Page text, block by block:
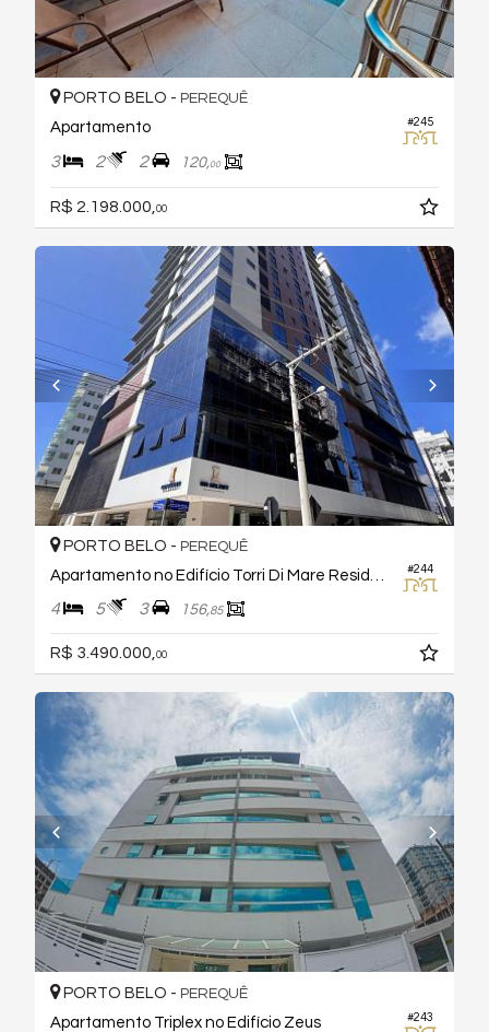
#245
PORTO BELO - PEREQUÊ
Apartamento
3 2 2 120,00
R$ 2.198.000, 00
#244
PORTO BELO - PEREQUÊ
4 5 3 156,85
R$ 3.490.000, 00
#243
PORTO BELO - PEREQUÊ
Apartamento Triplex no Edifício Zeus